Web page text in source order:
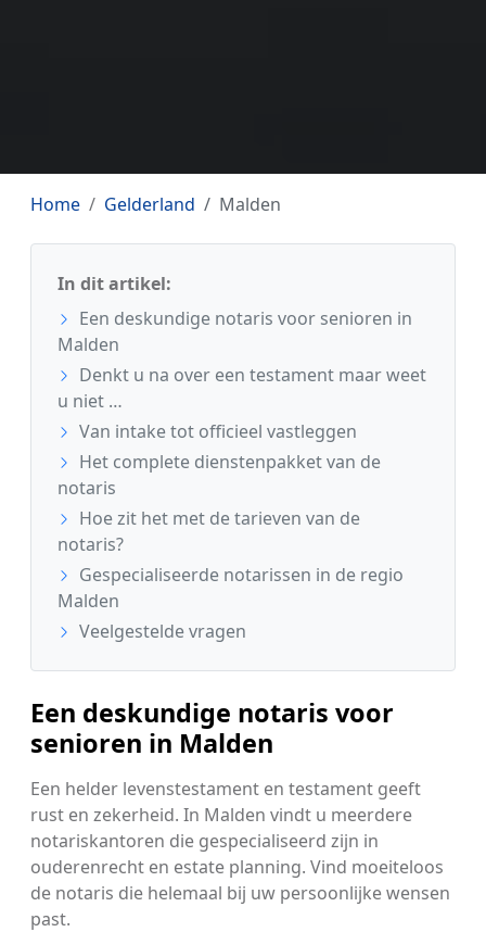
Home Gelderland Malden
In dit artikel:
Een deskundige notaris voor senioren in
Malden
Denkt u na over een testament maar weet
u niet …
Van intake tot officieel vastleggen
Het complete dienstenpakket van de
notaris
Hoe zit het met de tarieven van de
notaris?
Gespecialiseerde notarissen in de regio
Malden
Veelgestelde vragen
Een deskundige notaris voor
senioren in Malden
Een helder levenstestament en testament geeft
rust en zekerheid. In Malden vindt u meerdere
notariskantoren die gespecialiseerd zijn in
ouderenrecht en estate planning. Vind moeiteloos
de notaris die helemaal bij uw persoonlijke wensen
past.